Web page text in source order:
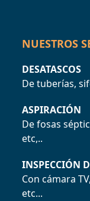
NUESTROS
DESATASCOS
De tuberías,
ASPIRACIÓN
De fosas
etc,..
INSPECCIÓN
Con cámara
etc...